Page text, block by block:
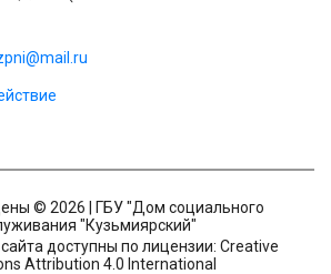
© 2026 | ГБУ "Дом социального
"Кузьмиярский"
доступны по лицензии: Creative
Attribution 4.0 International